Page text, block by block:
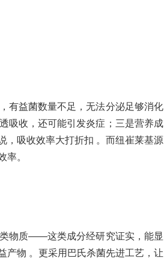
有益菌数量不足，无法分泌足够消化
吸收，还可能引发炎症；三是营养成
，吸收效率大打折扣 。而纽崔莱基源
率。
物质——这类成分经研究证实，能显
产物 。更采用巴氏杀菌先进工艺，让